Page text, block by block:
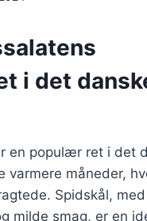
i det
en populær ret i det
varmere måneder,
Spidskål,
milde smag, er en